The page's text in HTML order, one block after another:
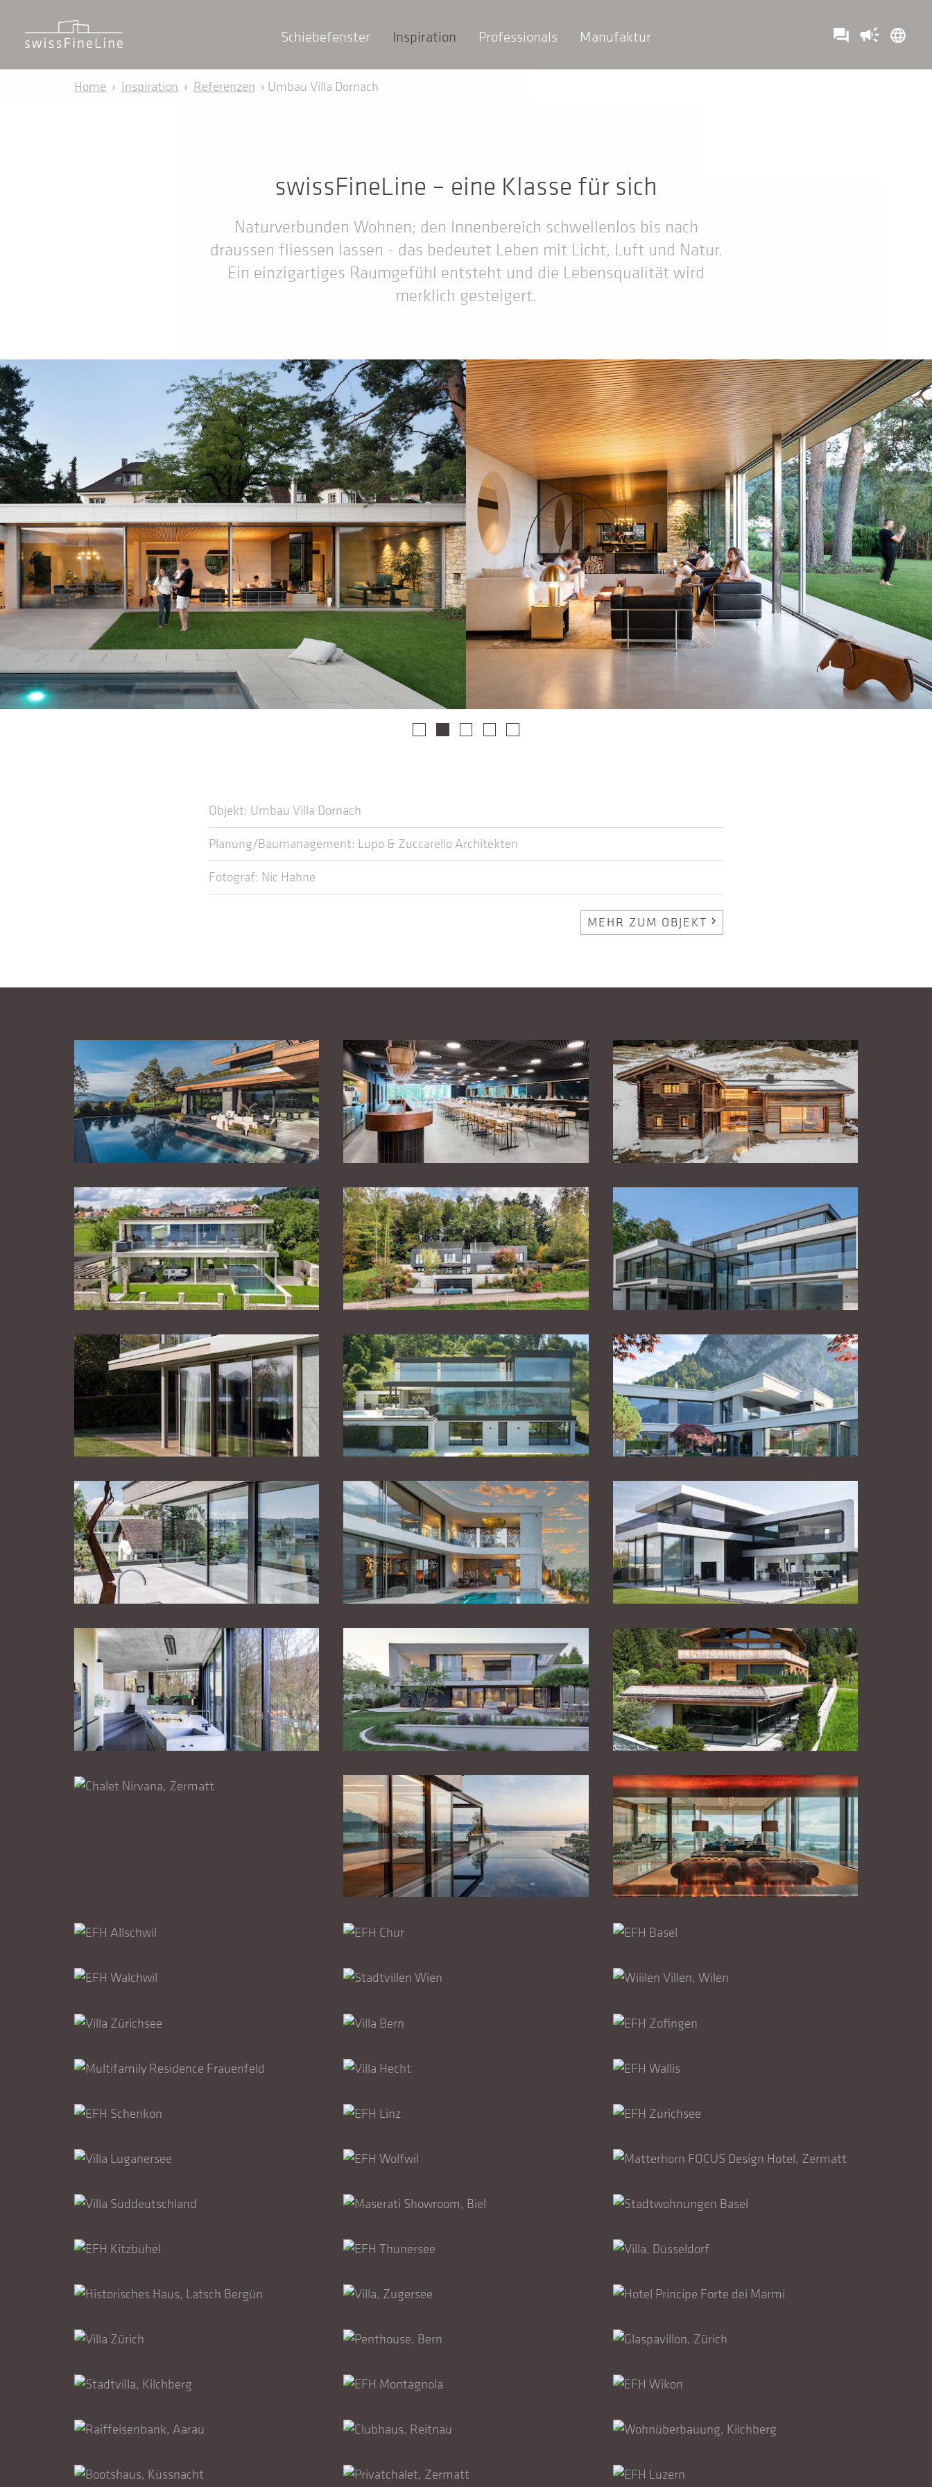
Schiebefenster Inspiration Professionals Manufaktur question_answer campaign language
Home › Inspiration › Referenzen › Umbau Villa Dornach
swissFineLine – eine Klasse für sich
Naturverbunden Wohnen; den Innenbereich schwellenlos bis nach
draussen fliessen lassen - das bedeutet Leben mit Licht, Luft und Natur.
Ein einzigartiges Raumgefühl entsteht und die Lebensqualität wird
merklich gesteigert.
Objekt: Umbau Villa Dornach
Planung/Baumanagement: Lupo & Zuccarello Architekten
Fotograf: Nic Hahne
MEHR ZUM OBJEKT chevron_right